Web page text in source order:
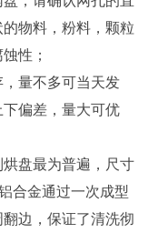
物料，粉料，颗粒
性；
量不多可当天发
偏差，量大可优
盘最为普遍，尺寸
合金通过一次成型
边，保证了清洗彻